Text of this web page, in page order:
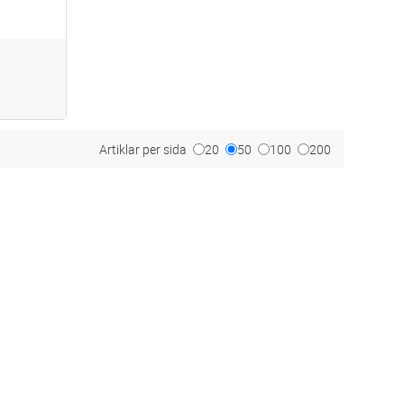
Artiklar per sida 20 50 100 200